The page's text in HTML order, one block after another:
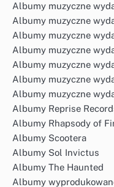
Albumy muzyczne
Albumy muzyczne
Albumy muzyczne
Albumy muzyczne
Albumy muzyczne
Albumy muzyczne
Albumy muzyczne
Albumy Reprise
Albumy Rhapsody of
Albumy Scootera
Albumy Sol Invictus
Albumy The Haunted
Albumy